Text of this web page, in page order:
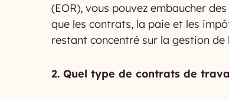
(EOR), vous pouvez embaucher
que les contrats, la paie et les
restant concentré sur la gestion
2. Quel type de contrats de